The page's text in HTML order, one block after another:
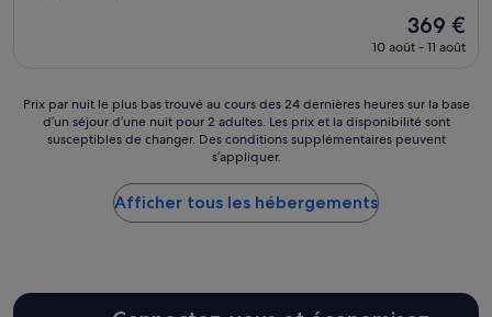
Le
nouveau
de
369 €
369 €
10 août - 11 août
Prix
24 dernières
Prix par nuit le plus bas trouvé au cours des 24 dernières heures sur la base
d’un séjour d’une nuit pour 2 adultes. Les prix et la disponibilité sont
susceptibles de changer. Des conditions supplémentaires peuvent
s’appliquer.
Afficher tous les hébergements